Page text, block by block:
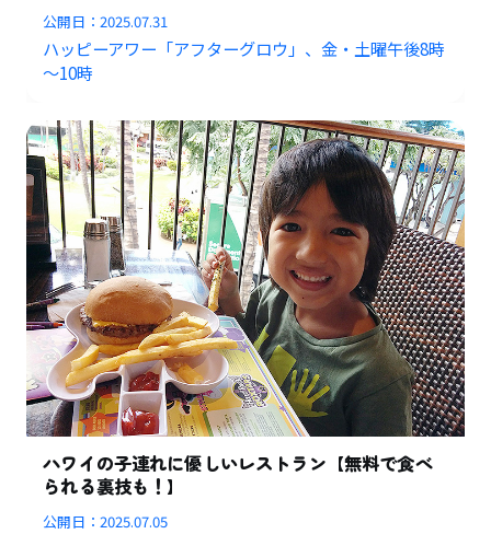
公開日：2025.07.31
ハッピーアワー「アフターグロウ」、金・土曜午後8時
～10時
ハワイの子連れに優しいレストラン【無料で食べ
られる裏技も！】
公開日：2025.07.05